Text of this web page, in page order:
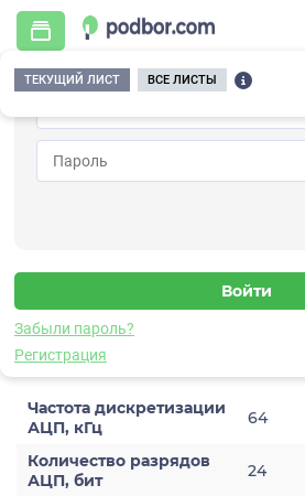
Забыли пароль?
Регистрация
ТЕКУЩИЙ ЛИСТ ВСЕ ЛИСТЫ
Главная / Контрольно-измерительные
Измерительное оборудование / Измерительные
D141
Виброметр
Характеристики
Частота дискретизации
АЦП, кГц
64
Количество разрядов
АЦП, бит
24